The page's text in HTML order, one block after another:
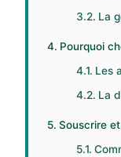
La
Pourquoi
Les
La
Souscrire